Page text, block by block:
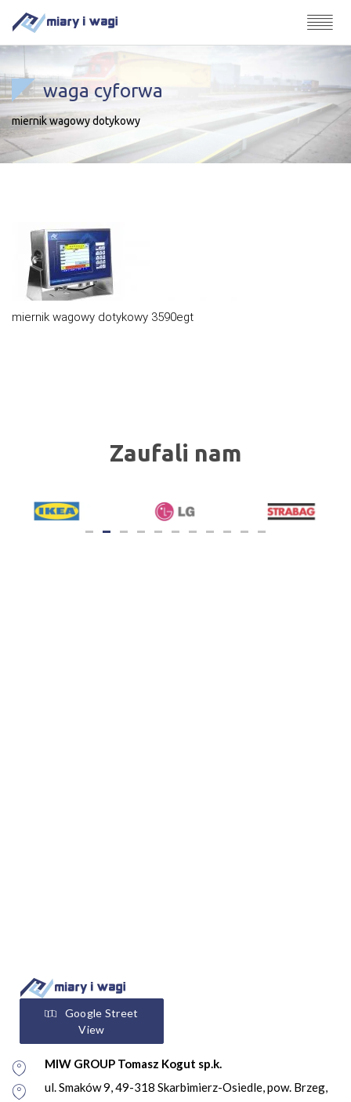
waga cyforwa
miernik wagowy dotykowy
miernik wagowy dotykowy 3590egt
Zaufali nam
Google Street
View
MIW GROUP Tomasz Kogut sp.k.
ul. Smaków 9, 49-318 Skarbimierz-Osiedle, pow. Brzeg,